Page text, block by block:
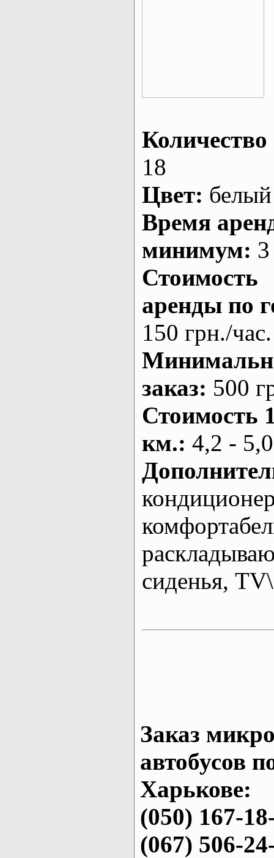
Количество
18
Цвет: белый
Время
минимум:
Стоимость
аренды по
150 грн./час.
заказ: 500
Стоимость
км.: 4,2 -
сиденья,
Заказ
автобусов
Харькове:
(050) 167-
(067) 506-